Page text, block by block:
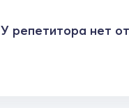
У репетитора нет